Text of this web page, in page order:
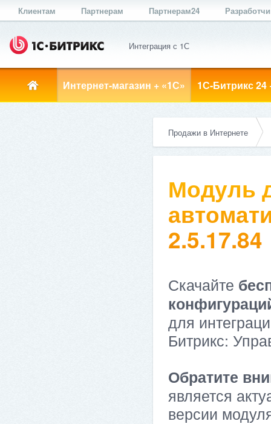
Клиентам Партнерам Партнерам24
Интеграция с 1С
Интернет-магазин + «1С» 1С-Битрикс 24
Продажи в Интернете
Модуль
2.5.17.84
Скачайте
для
Битрикс:
Обратите
является
версии